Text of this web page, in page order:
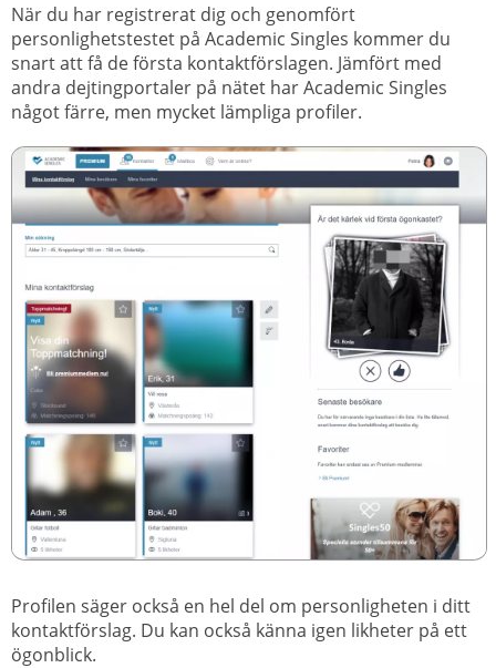
När du har registrerat dig och genomfört
personlighetstestet på Academic Singles kommer du
snart att få de första kontaktförslagen. Jämfört med
andra dejtingportaler på nätet har Academic Singles
något färre, men mycket lämpliga profiler.
Profilen säger också en hel del om personligheten i ditt
kontaktförslag. Du kan också känna igen likheter på ett
ögonblick.